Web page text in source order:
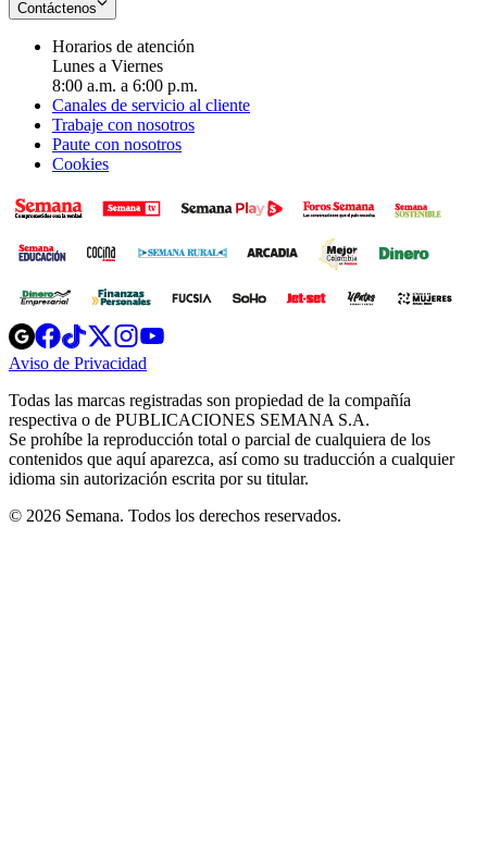
Contáctenos
Horarios de atención
Lunes a Viernes
8:00 a.m. a 6:00 p.m.
Canales de servicio al cliente
Trabaje con nosotros
Paute con nosotros
Cookies
Opens
in
new
Opens
in
new
Opens
in
new
window
Opens
new
windowwindow
Aviso de Privacidad
new
window
Todas las marcas registradas son propiedad de la compañía
respectiva o de PUBLICACIONES SEMANA S.A.
Se prohíbe la reproducción total o parcial de cualquiera de los
contenidos que aquí aparezca, así como su traducción a cualquier
idioma sin autorización escrita por su titular.
© 2026 Semana. Todos los derechos reservados.